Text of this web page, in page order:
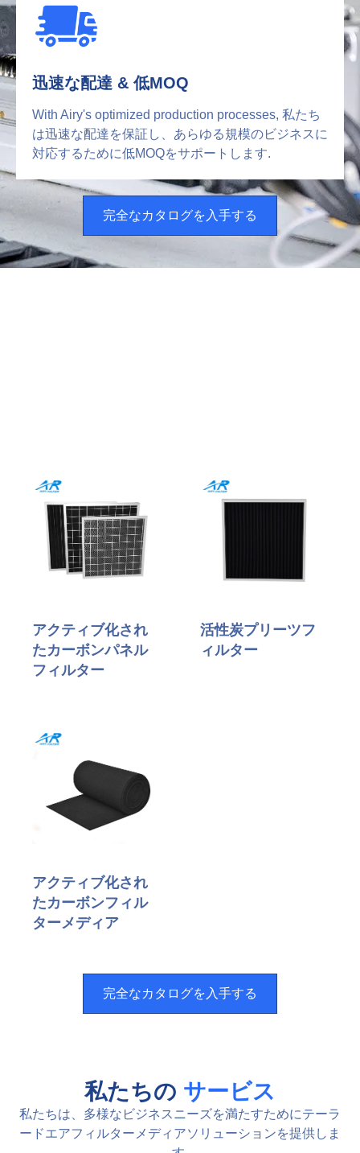
迅速な配達 & 低MOQ
With Airy's optimized production processes, 私たち
は迅速な配達を保証し、あらゆる規模のビジネスに
対応するために低MOQをサポートします.
完全なカタログを入手する
アクティブ化され
たカーボンパネル
フィルター
活性炭プリーツフ
ィルター
アクティブ化され
たカーボンフィル
ターメディア
完全なカタログを入手する
私たちの サービス
私たちは、多様なビジネスニーズを満たすためにテーラ
ードエアフィルターメディアソリューションを提供しま